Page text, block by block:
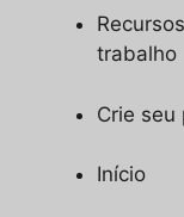
trabalho
Crie seu
Início